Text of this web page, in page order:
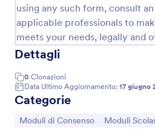
using any such form, consult
applicable professionals to
meets your needs, legally and
Dettagli
0 Clonazioni
Data Ultimo Aggiornamento: 17 giugno
Categorie
Vai alla Categoria:
Moduli di Consenso Vai alla
Moduli